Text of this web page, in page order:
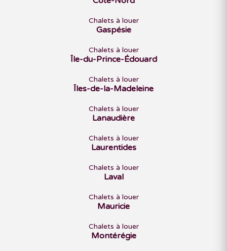
Chalets à louer
Gaspésie
Chalets à louer
Île-du-Prince-Édouard
Chalets à louer
Îles-de-la-Madeleine
Chalets à louer
Lanaudière
Chalets à louer
Laurentides
Chalets à louer
Laval
Chalets à louer
Mauricie
Chalets à louer
Montérégie